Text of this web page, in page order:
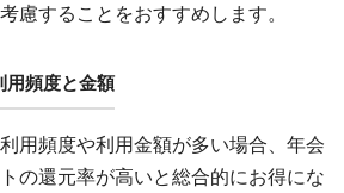
慮することをおすすめします。
用頻度と金額
用頻度や利用金額が多い場合、年会
の還元率が高いと総合的にお得にな